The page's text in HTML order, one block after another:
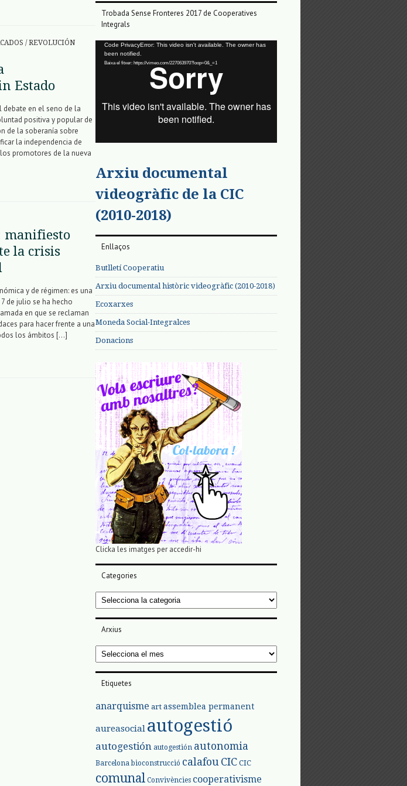
/ REVOLUCIÓN
Estado
en el seno de la
positiva y popular de
de la soberanía sobre
la independencia de
promotores de la nueva
manifiesto
la crisis
y de régimen: es una
de julio se ha hecho
en que se reclaman
para hacer frente a una
los ámbitos […]
Trobada Sense Fronteres 2017 de Cooperatives
Integrals
Reproductor
vídeo
Code PrivacyError: This video isn't available. The owner has
been notified.
Baixa el fitxer: https://vimeo.com/227063970?loop=0&_=1
Arxiu documental
videogràfic de la CIC
(2010-2018)
Enllaços
Butlletí Cooperatiu
Arxiu documental històric videogràfic (2010-2018)
Ecoxarxes
Moneda Social-Integralces
Donacions
Clicka les imatges per accedir-hi
Categories
Categories
Arxius
Arxius
Etiquetes
anarquisme art assemblea permanent
aureasocial autogestió
autogestión autogestión autonomia
Barcelona bioconstrucció calafou CIC CIC
comunal Convivències cooperativisme